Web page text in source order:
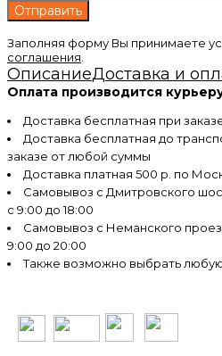
Заполняя форму Вы принимаете
соглашения
ОписаниеДоставка и
Оплата производится
Доставка бесплатная при
Доставка бесплатная до
заказе от любой суммы
Доставка платная 500 р. по
Самовывоз с Дмитровского
с 9:00 до 18:00
Самовывоз с Неманского
9:00 до 20:00
Также возможно выбрать